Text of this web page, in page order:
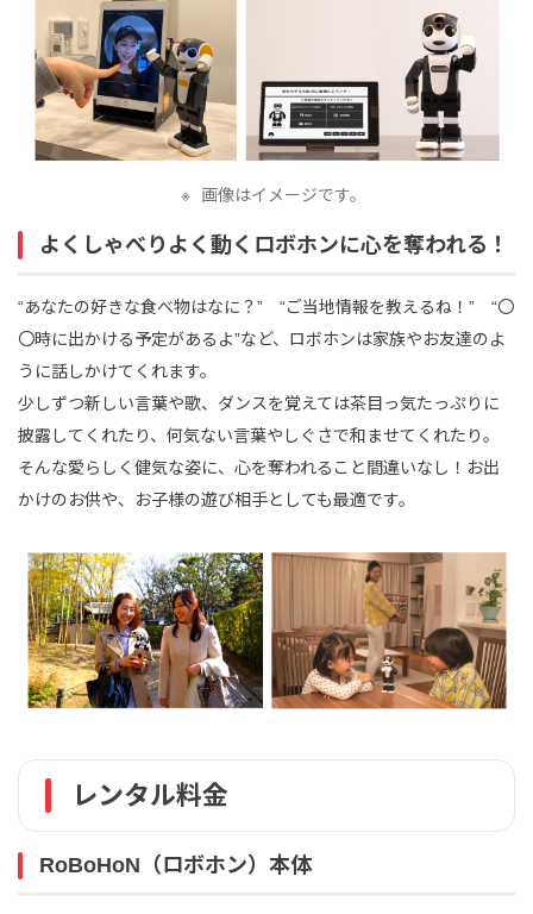
画像はイメージです。
よくしゃべりよく動くロボホンに心を奪われる！
“あなたの好きな食べ物はなに？” “ご当地情報を教えるね！” “〇
〇時に出かける予定があるよ”など、ロボホンは家族やお友達のよ
うに話しかけてくれます。
少しずつ新しい言葉や歌、ダンスを覚えては茶目っ気たっぷりに
披露してくれたり、何気ない言葉やしぐさで和ませてくれたり。
そんな愛らしく健気な姿に、心を奪われること間違いなし！お出
かけのお供や、お子様の遊び相手としても最適です。
レンタル料金
RoBoHoN（ロボホン）本体